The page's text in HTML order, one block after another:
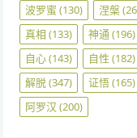
波罗蜜 (130) 涅槃
真相 (133) 神通 (196)
自心(143) 自性 (182)
解脱(347) 证悟(165)
阿罗汉 (200)